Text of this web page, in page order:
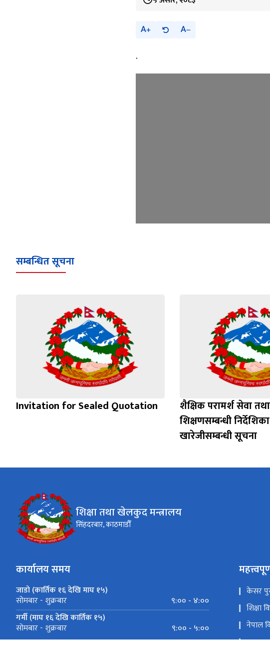
A A
.
सम्बन्धित सूचना
Invitation for Sealed Quotation
शैक्षिक परामर्श सेवा
शिक्षणसम्बन्धी
खारेजीसम्बन्धी सूचना
शिक्षा तथा खेलकुद मन्त्रालय
सिंहदरबार, काठमाडौँ
कार्यालय समय
जाडो (कार्तिक १६ देखि माघ १५)
सोमबार - शुक्रबार
९:०० - ४:००
गर्मी (माघ १६ देखि कार्तिक १५)
सोमबार - शुक्रबार ९:०० - ५:००
केसर
शिक्षा
नेपाल